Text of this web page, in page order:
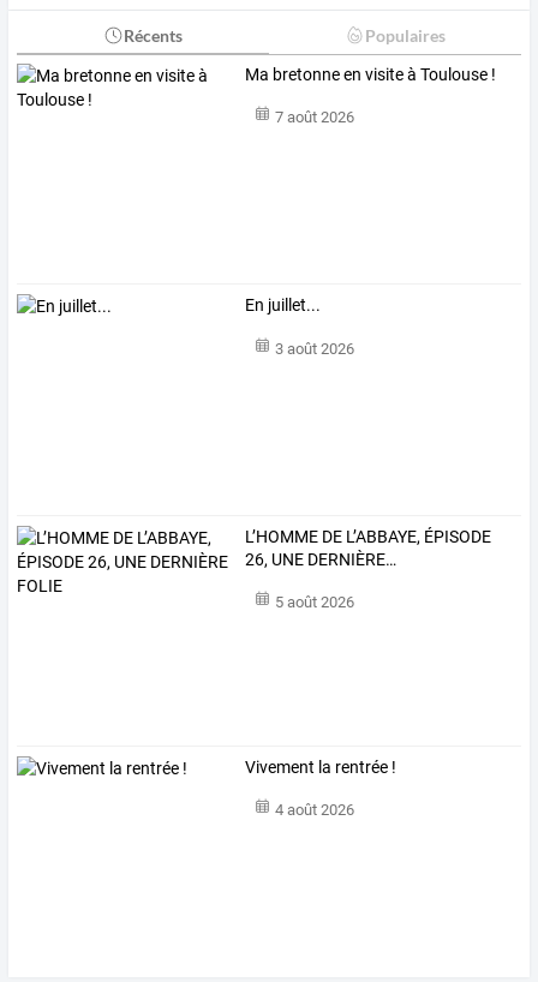
Récents Populaires
Ma bretonne en visite à Toulouse !
7 août 2026
En juillet...
3 août 2026
L’HOMME DE L’ABBAYE, ÉPISODE
26, UNE DERNIÈRE…
5 août 2026
Vivement la rentrée !
4 août 2026